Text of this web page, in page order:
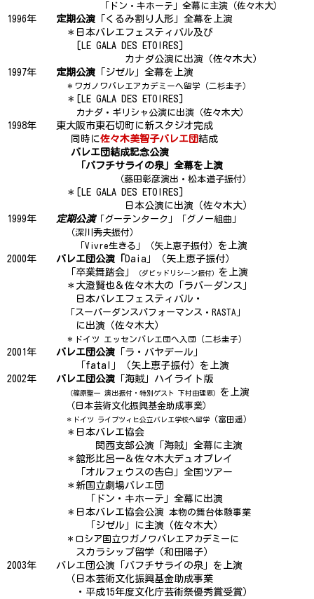
「ドン・キホーテ」全幕に主演（佐々木大）
1996年 定期公演 「くるみ割り人形」全幕を上演
＊日本バレエフェスティバル及び
[LE GALA DES ETOIRES]
カナダ公演に出演（佐々木大）
1997年 定期公演 「ジゼル」全幕を上演
＊ワガノワバレエアカデミーへ留学（二杉圭子）
＊[LE GALA DES ETOIRES]
カナダ・ギリシャ公演に出演（佐々木大）
1998年 東大阪市東石切町に新スタジオ完成
同時に佐々木美智子バレエ団結成
バレエ団結成記念公演
「バフチサライの泉」全幕を上演
（藤田彰彦演出・松本道子振付）
＊[LE GALA DES ETOIRES]
日本公演に出演（佐々木大）
1999年
定期公演「グーテンターク」「グノー組曲」
（深川秀夫振付）
「Vivre生きる」（矢上恵子振付） を上演
2000年 バレエ団公演「 Daia」（矢上恵子振付）
「卒業舞踏会」
（ダビッドリシーン振付） を上演
＊大澄賢也＆佐々木大の「ラバーダンス」
日本バレエフェスティバル・
「スーパーダンスパフォーマンス・RASTA」
に出演（佐々木大）
＊ドイツ エッセンバレエ団へ入団（二杉圭子）
2001年 バレエ団公演 「ラ・バヤデール」
「fatal」（矢上恵子振付）を上演
2002年 バレエ団公演 「海賊」ハイライト版
（篠原聖一 演出振付・特別ゲスト 下村由理恵） を上演
（日本芸術文化振興基金助成事業）
＊ドイツ ライプツィヒ公立バレエ学校へ留学 （富田遥）
＊日本バレエ協会
関西支部公演「海賊」全幕に主演
＊舘形比呂一＆佐々木大デュオプレイ
「オルフェウスの告白」全国ツアー
＊新国立劇場バレエ団
「ドン・キホーテ」全幕に出演
＊日本バレエ協会公演 本物の舞台体験事業
「ジゼル」に主演（佐々木大）
＊ロシア国立ワガノワバレエアカデミーに
スカラシップ留学（和田陽子）
2003年 バレエ団公演「バフチサライの泉」を上演
（日本芸術文化振興基金助成事業
・平成15年度文化庁芸術祭優秀賞受賞）